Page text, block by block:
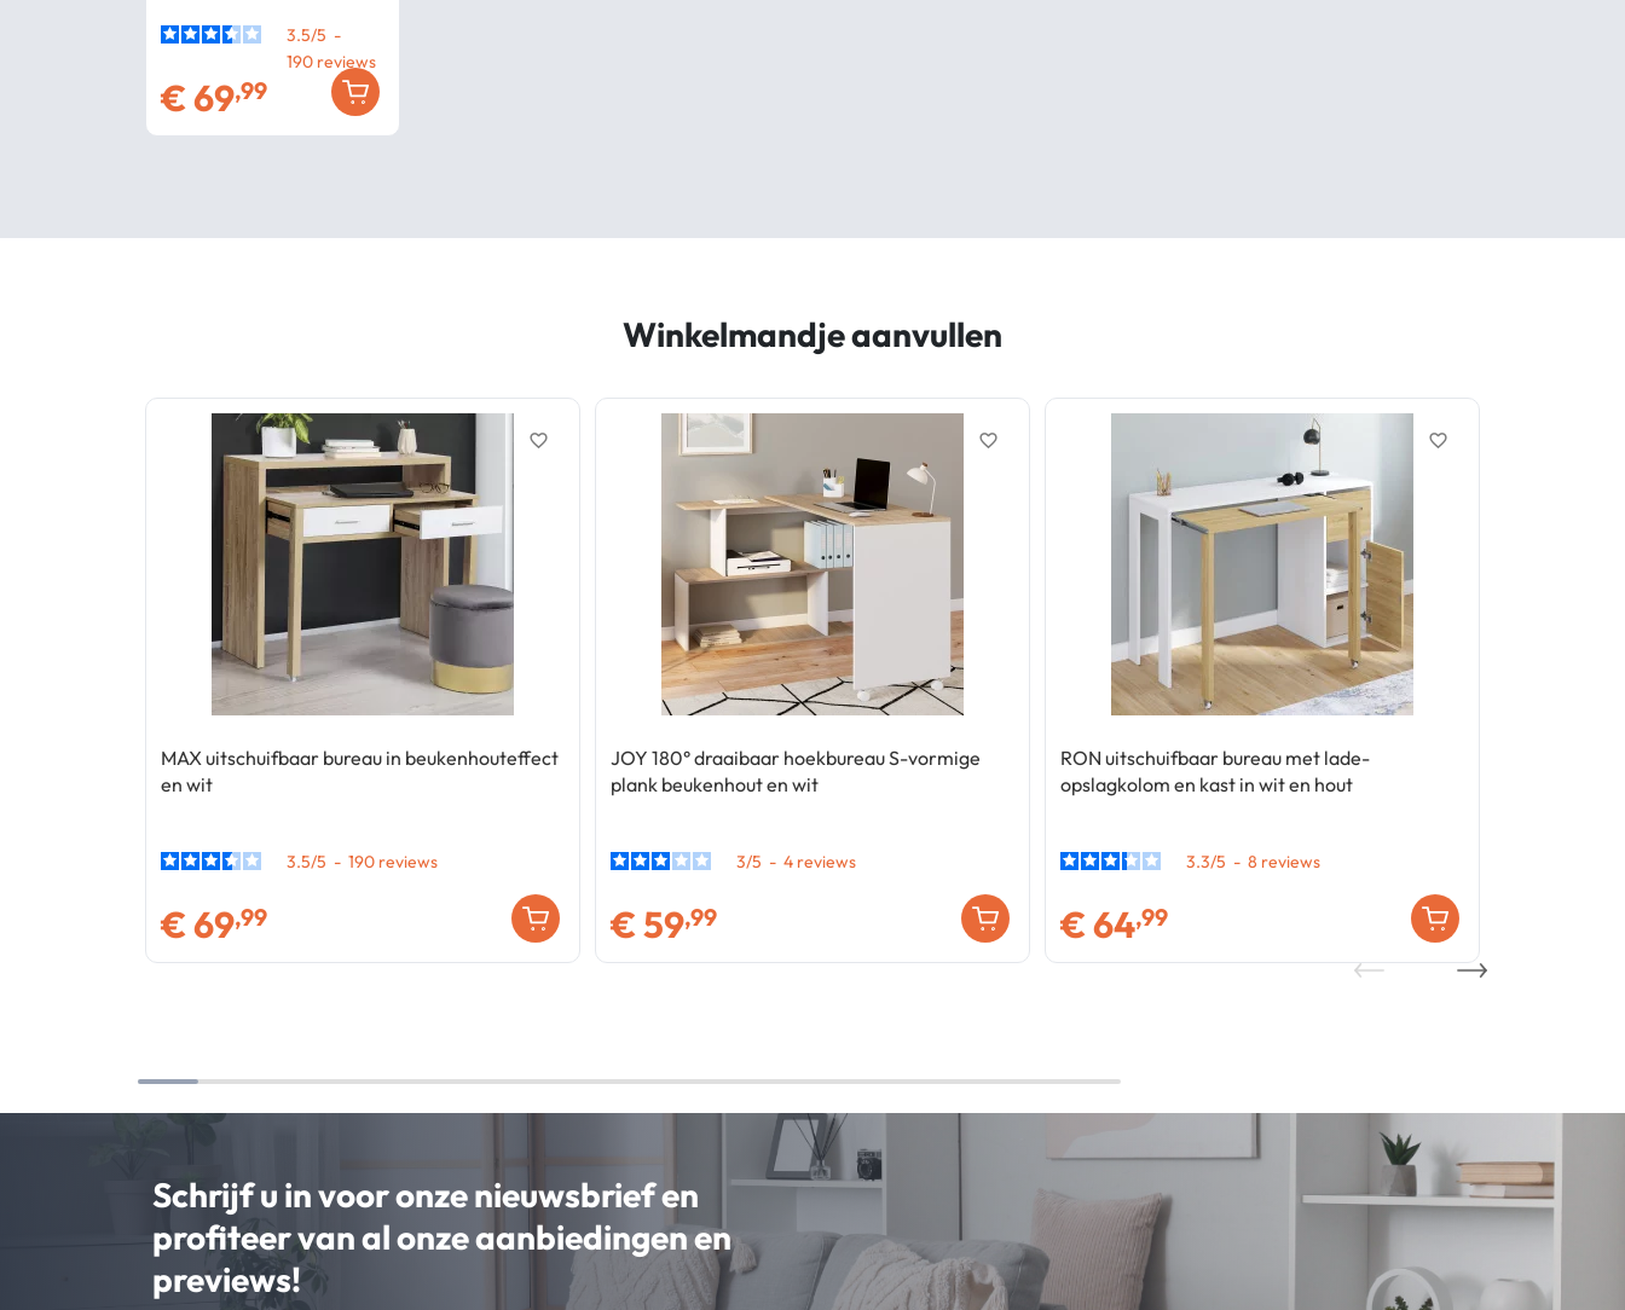
3.5/5 -
190
€69,99
Winkelmandje aanvullen
MAX uitschuifbaar bureau in beukenhouteffect
en wit
3.5/5 - 190
€69,99
favorite_border
JOY 180° draaibaar hoekbureau S-vormige
plank beukenhout en wit
3/5 - 4
€59,99
favorite_border
RON uitschuifbaar bureau met lade-
opslagkolom en kast in wit en hout
3.3/5 - 8
€64,99
favorite_border
Schrijf u in voor onze nieuwsbrief en
profiteer van al onze aanbiedingen en
previews!